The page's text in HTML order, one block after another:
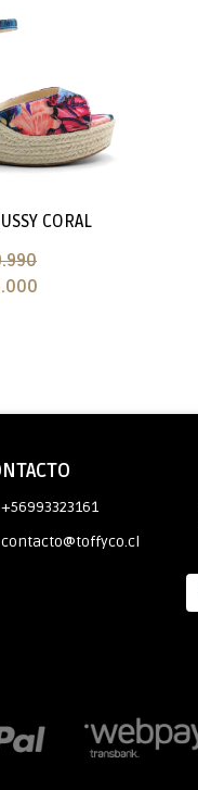
CORAL
+56993323161
contacto@toffyco.cl